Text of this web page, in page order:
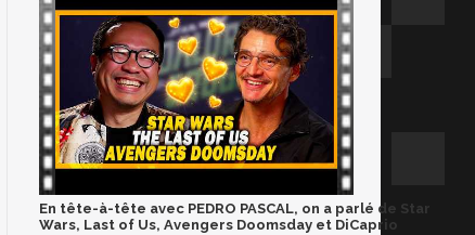
En tête-à-tête avec PEDRO PASCAL, on a parlé de Star
Wars, Last of Us, Avengers Doomsday et DiCaprio